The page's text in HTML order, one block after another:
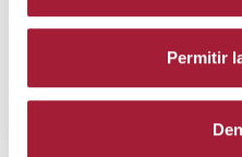
Permitir